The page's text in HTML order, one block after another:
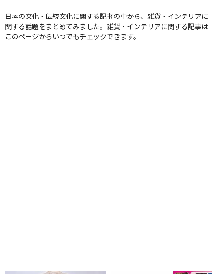
日本の文化・伝統文化に関する記事の中から、雑貨・インテリアに
関する話題をまとめてみました。雑貨・インテリアに関する記事は
このページからいつでもチェックできます。